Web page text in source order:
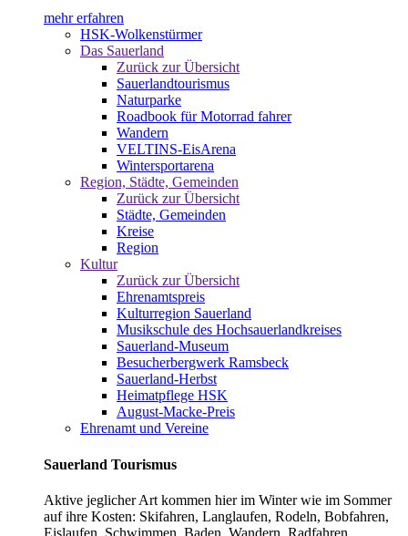
mehr erfahren
HSK-Wolkenstürmer
Das Sauerland
Zurück zur Übersicht
Sauerlandtourismus
Naturparke
Roadbook für Motorrad fahrer
Wandern
VELTINS-EisArena
Wintersportarena
Region, Städte, Gemeinden
Zurück zur Übersicht
Städte, Gemeinden
Kreise
Region
Kultur
Zurück zur Übersicht
Ehrenamtspreis
Kulturregion Sauerland
Musikschule des Hochsauerlandkreises
Sauerland-Museum
Besucherbergwerk Ramsbeck
Sauerland-Herbst
Heimatpflege HSK
August-Macke-Preis
Ehrenamt und Vereine
Sauerland Tourismus
Aktive jeglicher Art kommen hier im Winter wie im Sommer
auf ihre Kosten: Skifahren, Langlaufen, Rodeln, Bobfahren,
Eislaufen, Schwimmen, Baden, Wandern, Radfahren,